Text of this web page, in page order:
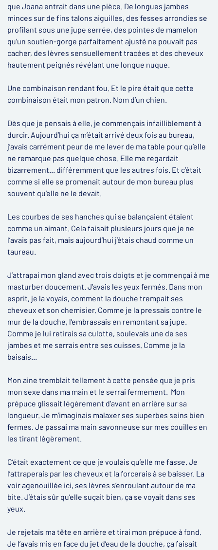
que Joana entrait dans une pièce. De longues jambes
minces sur de fins talons aiguilles, des fesses arrondies se
profilant sous une jupe serrée, des pointes de mamelon
qu’un soutien-gorge parfaitement ajusté ne pouvait pas
cacher, des lèvres sensuellement tracées et des cheveux
hautement peignés révélant une longue nuque.
Une combinaison rendant fou. Et le pire était que cette
combinaison était mon patron. Nom d’un chien.
Dès que je pensais à elle, je commençais infailliblement à
durcir. Aujourd’hui ça m’était arrivé deux fois au bureau,
j’avais carrément peur de me lever de ma table pour qu’elle
ne remarque pas quelque chose. Elle me regardait
bizarrement... différemment que les autres fois. Et c’était
comme si elle se promenait autour de mon bureau plus
souvent qu’elle ne le devait.
Les courbes de ses hanches qui se balançaient étaient
comme un aimant. Cela faisait plusieurs jours que je ne
l’avais pas fait, mais aujourd’hui j’étais chaud comme un
taureau.
J’attrapai mon gland avec trois doigts et je commençai à me
masturber doucement. J’avais les yeux fermés. Dans mon
esprit, je la voyais, comment la douche trempait ses
cheveux et son chemisier. Comme je la pressais contre le
mur de la douche, l’embrassais en remontant sa jupe.
Comme je lui retirais sa culotte, soulevais une de ses
jambes et me serrais entre ses cuisses. Comme je la
baisais...
Mon aine tremblait tellement à cette pensée que je pris
mon sexe dans ma main et le serrai fermement. Mon
prépuce glissait légèrement d’avant en arrière sur sa
longueur. Je m’imaginais malaxer ses superbes seins bien
fermes. Je passai ma main savonneuse sur mes couilles en
les tirant légèrement.
C’était exactement ce que je voulais qu’elle me fasse. Je
l’attraperais par les cheveux et la forcerais à se baisser. La
voir agenouillée ici, ses lèvres s’enroulant autour de ma
bite. J’étais sûr qu’elle suçait bien, ça se voyait dans ses
yeux.
Je rejetais ma tête en arrière et tirai mon prépuce à fond.
Je l’avais mis en face du jet d’eau de la douche, ça faisait